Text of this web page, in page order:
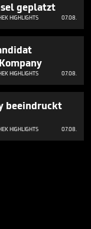
geplatzt
HIGHLIGHTS 07.08.
HIGHLIGHTS 07.08.
beeindruckt
HIGHLIGHTS 07.08.